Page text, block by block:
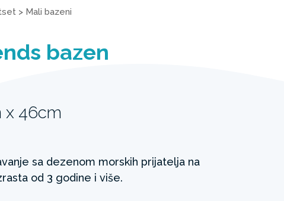
> Mali bazeni
bazen
x 46cm
sa dezenom morskih prijatelja na
od 3 godine i više.